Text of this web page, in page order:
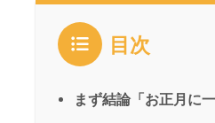
目次
まず結論「お正月に